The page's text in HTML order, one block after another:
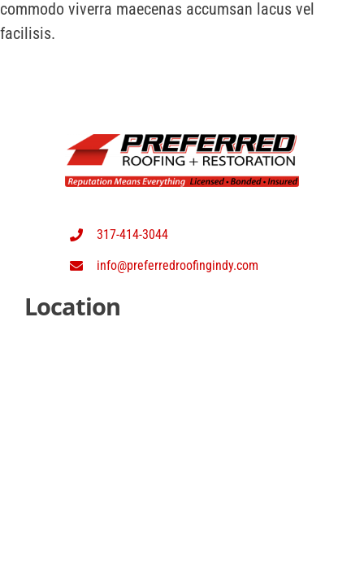
commodo viverra maecenas accumsan lacus vel
facilisis.
317-414-3044
info@preferredroofingindy.com
Location